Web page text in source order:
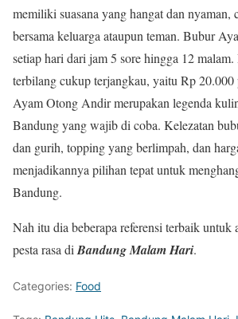
memiliki suasana yang hangat dan nyaman,
bersama keluarga ataupun teman. Bubur
setiap hari dari jam 5 sore hingga 12
terbilang cukup terjangkau, yaitu Rp
Ayam Otong Andir merupakan legenda
Bandung yang wajib di coba. Kelezatan
dan gurih, topping yang berlimpah, dan
menjadikannya pilihan tepat untuk
Bandung.
Nah itu dia beberapa referensi terbaik untuk
pesta rasa diBandung Malam Hari.
Categories: Food